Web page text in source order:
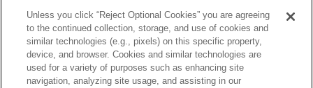
画像
About NFL
Unless you click “Reject Optional Cookies” you are agreeing
to the continued collection, storage, and use of cookies and
similar technologies (e.g., pixels) on this specific property,
device, and browser. Cookies and similar technologies are
used for a variety of purposes such as enhancing site
navigation, analyzing site usage, and assisting in our